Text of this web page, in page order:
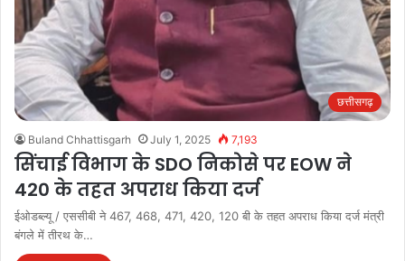
छत्तीसगढ़
Buland Chhattisgarh July 1, 2025 7,193
सिंचाई विभाग के SDO निकोसे पर EOW ने
420 के तहत अपराध किया दर्ज
ईओडब्ल्यू / एससीबी ने 467, 468, 471, 420, 120 बी के तहत अपराध किया दर्ज मंत्री
बंगले में तीरथ के…